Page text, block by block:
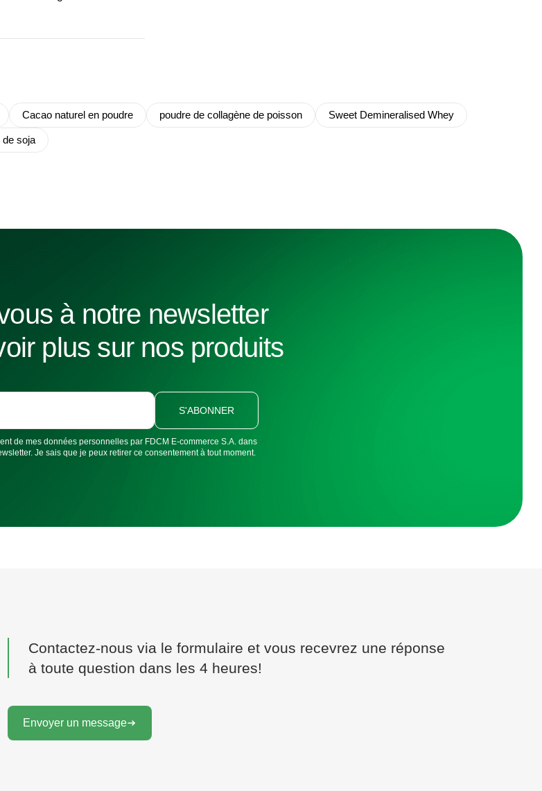
Cacao naturel en poudre poudre de collagène de poisson Sweet Demineralised Whey
de soja
à notre newsletter
plus sur nos produits
de mes données personnelles par FDCM E-commerce S.A. dans
Je sais que je peux retirer ce consentement à tout moment.
S'ABONNER
Contactez-nous via le formulaire et vous recevrez une réponse
à toute question dans les 4 heures!
Envoyer un message